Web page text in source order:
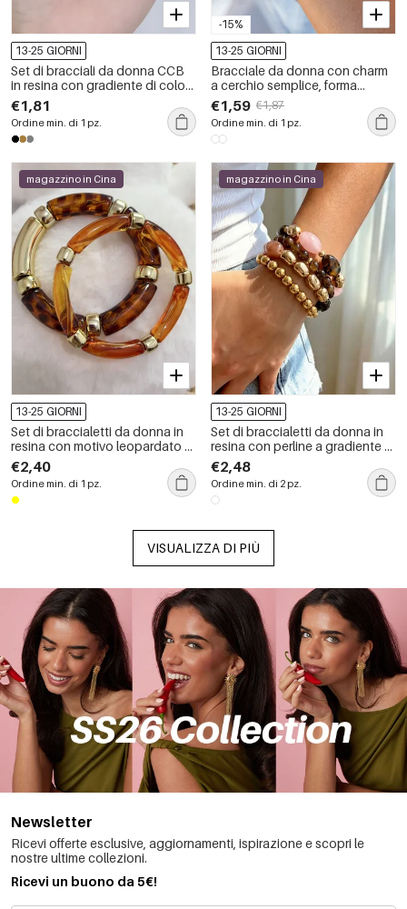
13-25 GIORNI
Set di bracciali da donna CCB
in resina con gradiente di colore
retrò
€1,81
Ordine min. di 1 pz.
-15%
13-25 GIORNI
Bracciale da donna con charm
a cerchio semplice, forma
geometrica, in acciaio
inossidabile, impermeabile,
color oro, con zirconi.
€1,59 €1,87
Ordine min. di 1 pz.
magazzino in Cina
13-25 GIORNI
Set di braccialetti da donna in
resina con motivo leopardato e
colori misti
€2,40
Ordine min. di 1 pz.
magazzino in Cina
13-25 GIORNI
Set di braccialetti da donna in
resina con perline a gradiente di
colore
€2,48
Ordine min. di 2 pz.
VISUALIZZA DI PIÙ
Newsletter
Ricevi offerte esclusive, aggiornamenti, ispirazione e scopri le
nostre ultime collezioni.
Ricevi un buono da 5€!